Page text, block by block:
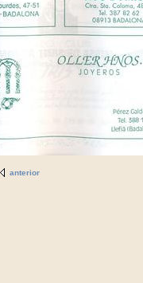
anterior